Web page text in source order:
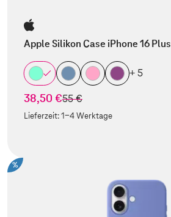
Apple Silikon Case iPhone 16 Plus
+ 5
38,50 €statt
55 €
Lieferzeit:1-4 Werktage
%